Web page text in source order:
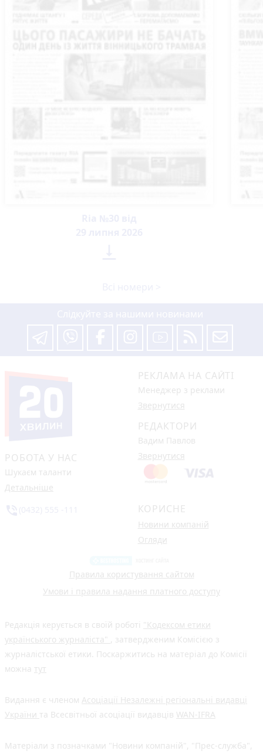
РОБОТА У НАС
Шукаєм таланти
Детальніше
РЕКЛАМА НА САЙТІ
Менеджер з реклами
Звернутися
РЕДАКТОРИ
Вадим Павлов
Звернутися
КОРИСНЕ
Новини компаній
Огляди
Правила користування сайтом
Умови і правила надання платного доступу
Редакція керується в своїй роботі "Кодексом етики
українського журналіста" , затвердженим Комісією з
журналістської етики. Поскаржитись на матеріал до Комісії
можна тут
Видання є членом Асоціації Незалежні регіональні видавці
України та Всесвітньої асоціації видавців WAN-IFRA
Матеріали з позначками "Новини компаній", "Прес-служба",